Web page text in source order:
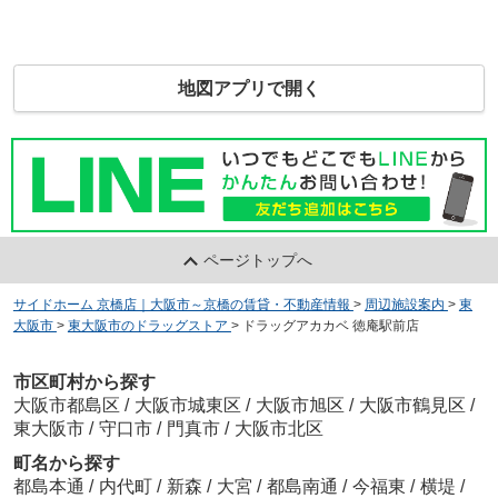
地図アプリで開く
ページトップへ
サイドホーム 京橋店｜大阪市～京橋の賃貸・不動産情報 > 周辺施設案内 > 東
大阪市 > 東大阪市のドラッグストア > ドラッグアカカベ 徳庵駅前店
市区町村から探す
大阪市都島区 / 大阪市城東区 / 大阪市旭区 / 大阪市鶴見区 /
東大阪市 / 守口市 / 門真市 / 大阪市北区
町名から探す
都島本通 / 内代町 / 新森 / 大宮 / 都島南通 / 今福東 / 横堤 /